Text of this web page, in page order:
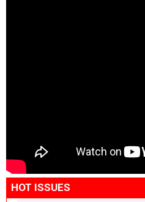
HOT ISSUES